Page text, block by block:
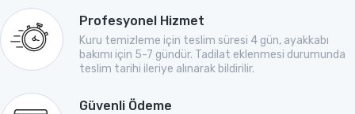
Profesyonel Hizmet
Kuru temizleme için teslim süresi 4 gün, ayakkabı
bakımı için 5-7 gündür. Tadilat eklenmesi durumunda
teslim tarihi ileriye alınarak bildirilir.
Güvenli Ödeme